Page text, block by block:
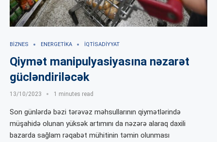
BIZNES ENERGETIKA İQTISADIYYAT
Qiymət manipulyasiyasına nəzarət
gücləndiriləcək
13/10/2023 1 minutes read
Son günlərdə bəzi tərəvəz məhsullarının qiymətlərində
müşahidə olunan yüksək artımını da nəzərə alaraq daxili
bazarda sağlam rəqabət mühitinin təmin olunması